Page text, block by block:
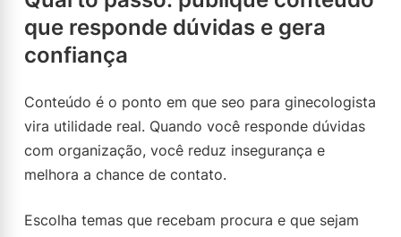
que responde dúvidas e gera
confiança
Conteúdo é o ponto em que seo para ginecologista
vira utilidade real. Quando você responde dúvidas
com organização, você reduz insegurança e
melhora a chance de contato.
Escolha temas que recebam procura e que sejam